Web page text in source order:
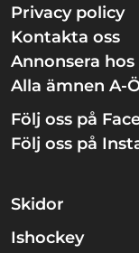
Privacy policy
Kontakta oss
Annonsera hos
Alla ämnen A-
Följ oss på
Följ oss på
Skidor
Ishockey